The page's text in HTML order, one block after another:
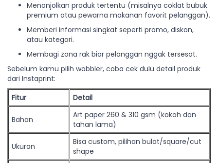
Menonjolkan produk tertentu (misalnya coklat bubuk
premium atau pewarna makanan favorit pelanggan).
Memberi informasi singkat seperti promo, diskon,
atau kategori.
Membagi zona rak biar pelanggan nggak tersesat.
Sebelum kamu pilih wobbler, coba cek dulu detail produk
dari Instaprint:
Fitur
Detail
Bahan
Art paper 260 & 310 gsm (kokoh dan
tahan lama)
Ukuran
Bisa custom, pilihan bulat/square/cut
shape